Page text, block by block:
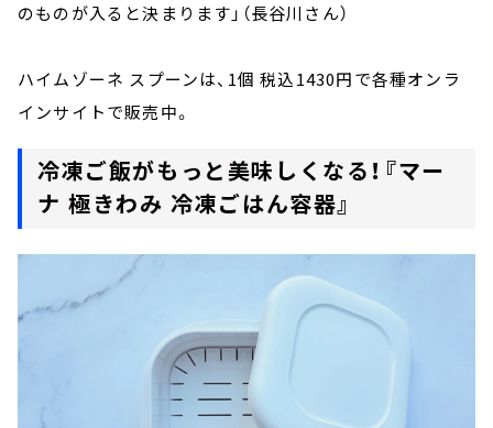
のものが入ると決まります」（長谷川さん）
ハイムゾーネ スプーンは、1個 税込1430円で各種オンラ
インサイトで販売中。
冷凍ご飯がもっと美味しくなる！『マー
ナ 極きわみ 冷凍ごはん容器』